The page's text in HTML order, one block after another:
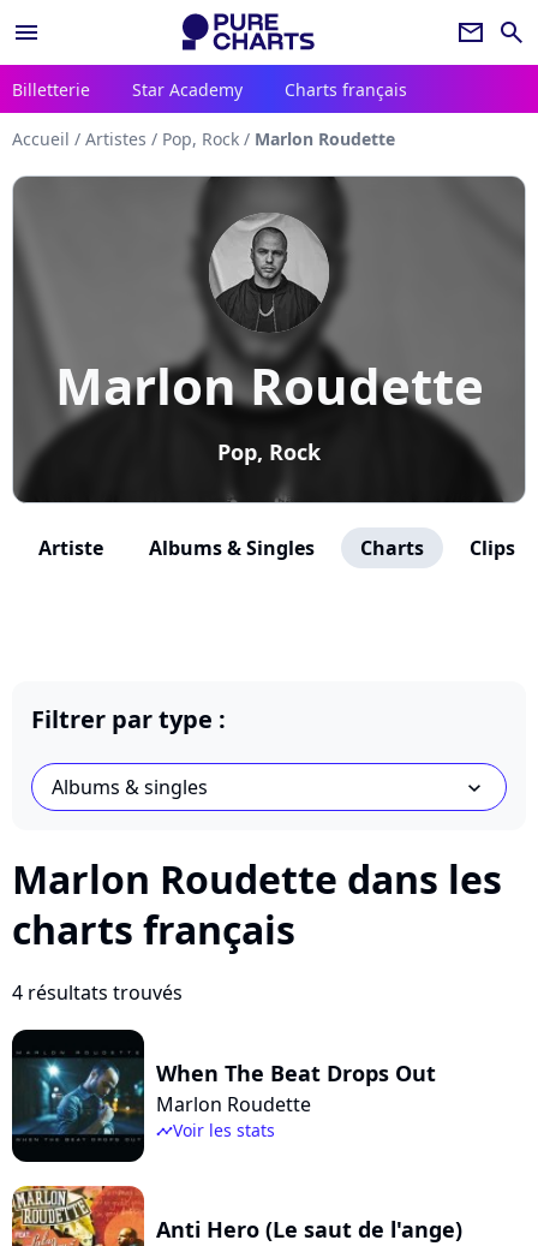
menu newsletter search
Billetterie Star Academy Charts français
Accueil / Artistes / Pop, Rock / Marlon Roudette
Marlon Roudette
Pop, Rock
Artiste Albums & Singles Charts Clips
Filtrer par type :
Albums & singles chevron_bot
Marlon Roudette dans les
charts français
4 résultats trouvés
When The Beat Drops Out
Marlon Roudette
timelineVoir les stats
Anti Hero (Le saut de l'ange)